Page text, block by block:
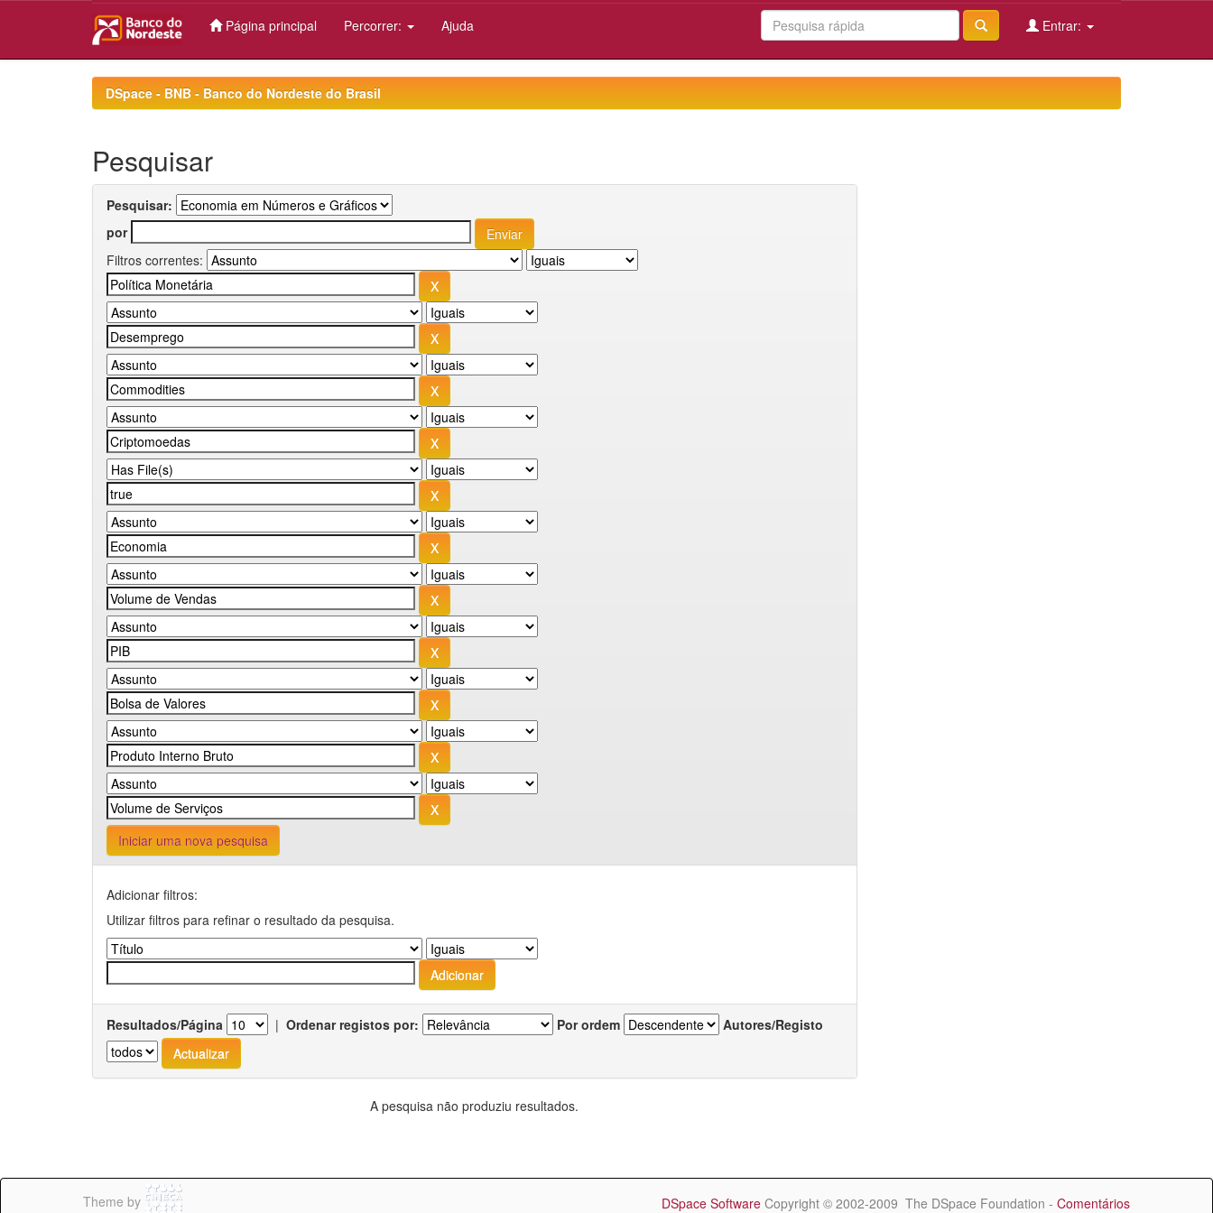
Página principal Percorrer: Ajuda Entrar:
DSpace - BNB - Banco do Nordeste do Brasil
Pesquisar
Pesquisar:
por
Filtros correntes:
Iniciar uma nova pesquisa
Adicionar filtros:
Utilizar filtros para refinar o resultado da pesquisa.
Resultados/Página | Ordenar registos por: Por ordem Autores/Registo
A pesquisa não produziu resultados.
Theme by DSpace Software Copyright © 2002-2009 The DSpace Foundation - Comentários